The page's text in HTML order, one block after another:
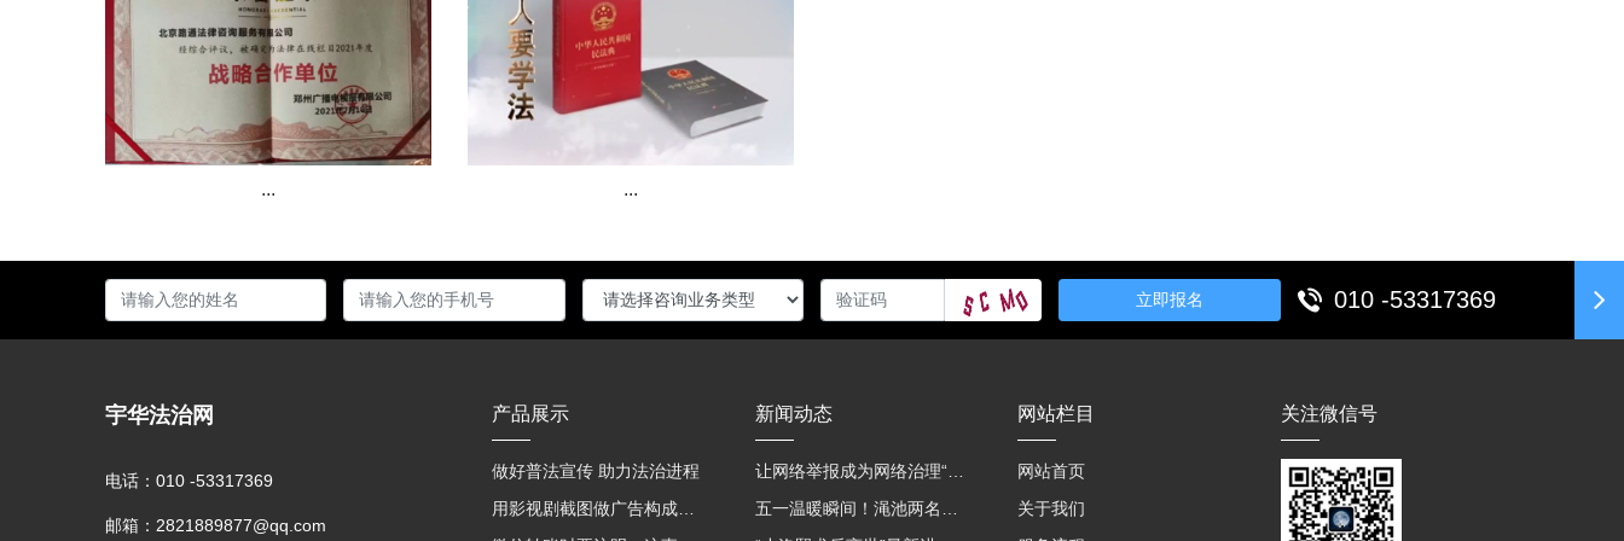
... ...
立即报名 010 -53317369
宇华法治网
电话： 010 -53317369
邮箱： 2821889877@qq.com
产品展示
做好普法宣传 助力法治进程
新闻动态 网站栏目
网站首页
关于我们
关注微信号